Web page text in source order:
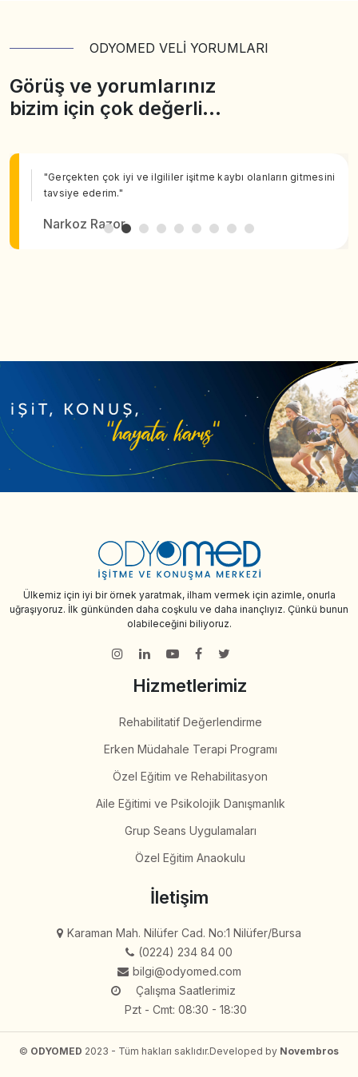
ODYOMED VELİ YORUMLARI
Görüş ve yorumlarınız
bizim için çok değerli…
"Gerçekten çok iyi ve ilgililer işitme kaybı olanların gitmesini
tavsiye ederim."
Narkoz Razor
Ülkemiz için iyi bir örnek yaratmak, ilham vermek için azimle, onurla
uğraşıyoruz. İlk günkünden daha coşkulu ve daha inançlıyız. Çünkü bunun
olabileceğini biliyoruz.
Hizmetlerimiz
Rehabilitatif Değerlendirme
Erken Müdahale Terapi Programı
Özel Eğitim ve Rehabilitasyon
Aile Eğitimi ve Psikolojik Danışmanlık
Grup Seans Uygulamaları
Özel Eğitim Anaokulu
İletişim
Karaman Mah. Nilüfer Cad. No:1 Nilüfer/Bursa
(0224) 234 84 00
bilgi@odyomed.com
Çalışma Saatlerimiz
Pzt - Cmt: 08:30 - 18:30
© ODYOMED 2023 - Tüm hakları saklıdır.Developed by Novembros